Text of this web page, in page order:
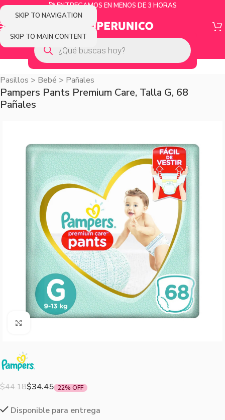
SKIP TO NAVIGATION
SKIP TO MAIN CONTENT
🚀 ENTREGAMOS EN MENOS DE 3 HORAS
Pasillos > Bebé > Pañales
Pampers Pants Premium Care, Talla G, 68
Pañales
$44.18$34.45 22% OFF
Disponible para entrega